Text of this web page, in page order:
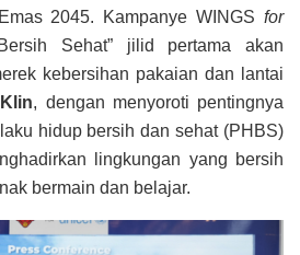
2045. Kampanye WINGS for
Sehat” jilid pertama akan
kebersihan pakaian dan lantai
, dengan menyoroti pentingnya
hidup bersih dan sehat (PHBS)
lingkungan yang bersih
bermain dan belajar.